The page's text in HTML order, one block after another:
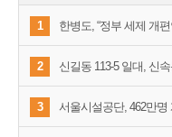
1 한병도, “정부 세제 개
2 신길동 113-5 일대, 신
3 서울시설공단, 462만명